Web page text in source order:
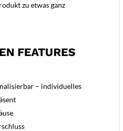
zu etwas ganz
FEATURES
– individuelles